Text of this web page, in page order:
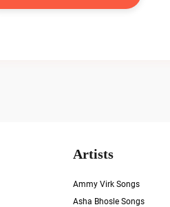
Artists
Ammy Virk Songs
Asha Bhosle Songs